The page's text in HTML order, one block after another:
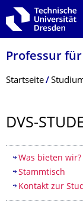
Zur
Zur Suche springen
Zum Inhalt springen
Professur
Breadcrumb-Menü
Startseite
DVS-
Was bieten wir?
Stammtisch
Kontakt zur